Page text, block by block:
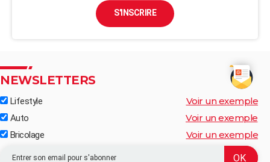
S'INSCRIRE
NEWSLETTERS
Lifestyle Voir un exemple
Auto Voir un exemple
Bricolage Voir un exemple